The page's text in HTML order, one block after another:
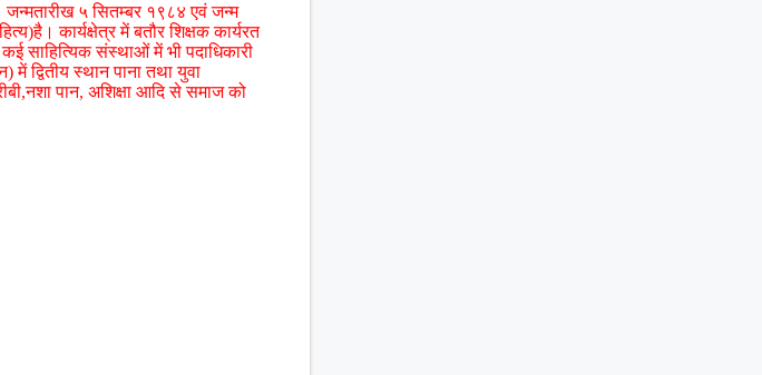
जन्मतारीख ५ सितम्बर १९८४ एवं जन्म
कार्यक्षेत्र में बतौर शिक्षक कार्यरत
साहित्यिक संस्थाओं में भी पदाधिकारी
द्वितीय स्थान पाना तथा युवा
पान, अशिक्षा आदि से समाज को